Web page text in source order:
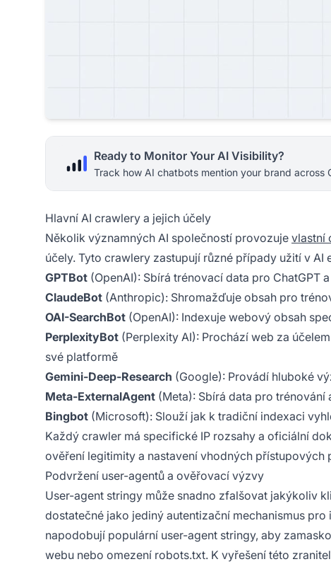
Ready to Monitor Your AI Visibility?
Track how AI chatbots mention your brand across
Hlavní AI crawlery a jejich účely
Několik významných AI společností provozuje vlastní
účely. Tyto crawlery zastupují různé případy užití v AI
GPTBot (OpenAI): Sbírá trénovací data pro ChatGPT
ClaudeBot (Anthropic): Shromažďuje obsah pro
OAI-SearchBot (OpenAI): Indexuje webový obsah
PerplexityBot (Perplexity AI): Prochází web za
své platformě
Gemini-Deep-Research (Google): Provádí hluboké
Meta-ExternalAgent (Meta): Sbírá data pro trénování
Bingbot (Microsoft): Slouží jak k tradiční indexaci
Každý crawler má specifické IP rozsahy a oficiální
ověření legitimity a nastavení vhodných přístupových
Podvržení user-agentů a ověřovací výzvy
User-agent stringy může snadno zfalšovat jakýkoliv
dostatečné jako jediný autentizační mechanismus
napodobují populární user-agent stringy, aby
webu nebo omezení robots.txt. K vyřešení této